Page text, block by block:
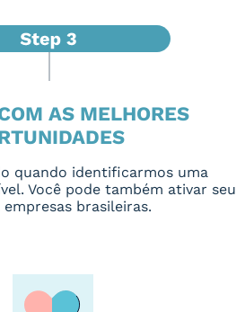
AS MELHORES
quando identificarmos uma
Você pode também ativar seu
brasileiras.